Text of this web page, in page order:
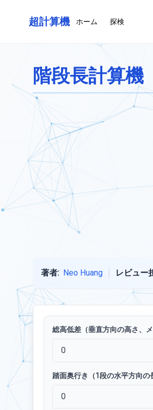
超計算機 ホーム 探検
階段長計算機
著者: Neo Huang レビュー
総高低差（垂直方向の高さ、
踏面奥行き（1段の水平方向の